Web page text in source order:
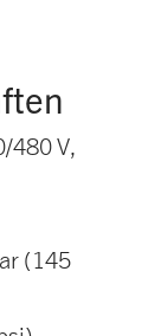
480 V,
(145